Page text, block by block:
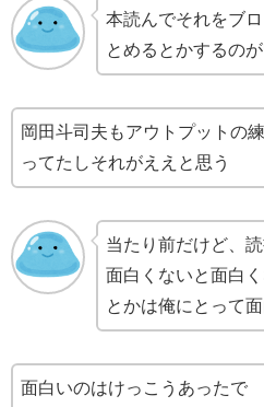
本読んでそれをブ
とめるとかするの
岡田斗司夫もアウトプットの
ってたしそれがええと思う
当たり前だけど、
面白くないと面白
とかは俺にとって
面白いのはけっこうあったで